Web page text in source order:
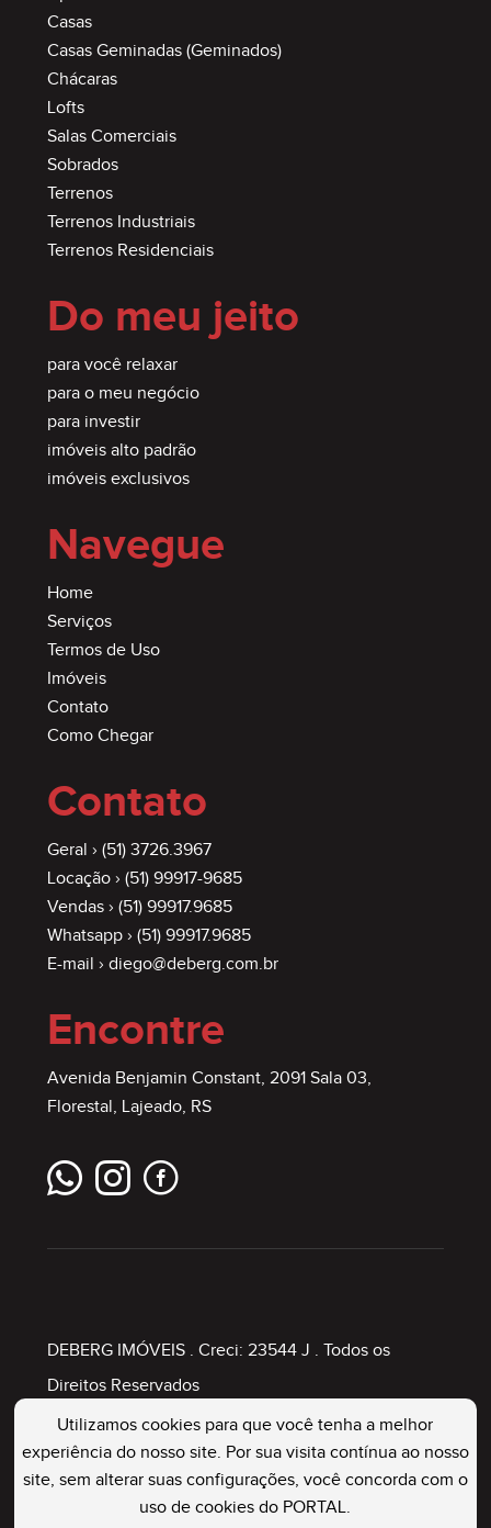
Casas
Casas Geminadas (Geminados)
Chácaras
Lofts
Salas Comerciais
Sobrados
Terrenos
Terrenos Industriais
Terrenos Residenciais
Do meu jeito
para você relaxar
para o meu negócio
para investir
imóveis alto padrão
imóveis exclusivos
Navegue
Home
Serviços
Termos de Uso
Imóveis
Contato
Como Chegar
Contato
Geral › (51) 3726.3967
Locação › (51) 99917-9685
Vendas › (51) 99917.9685
Whatsapp › (51) 99917.9685
E-mail › diego@deberg.com.br
Encontre
Avenida Benjamin Constant, 2091 Sala 03,
Florestal, Lajeado, RS
DEBERG IMÓVEIS. Creci: 23544 J . Todos os
Direitos Reservados
Painel Imobiliário
Utilizamos cookies para que você tenha a melhor
experiência do nosso site. Por sua visita contínua ao nosso
site, sem alterar suas configurações, você concorda com o
uso de cookies do PORTAL.